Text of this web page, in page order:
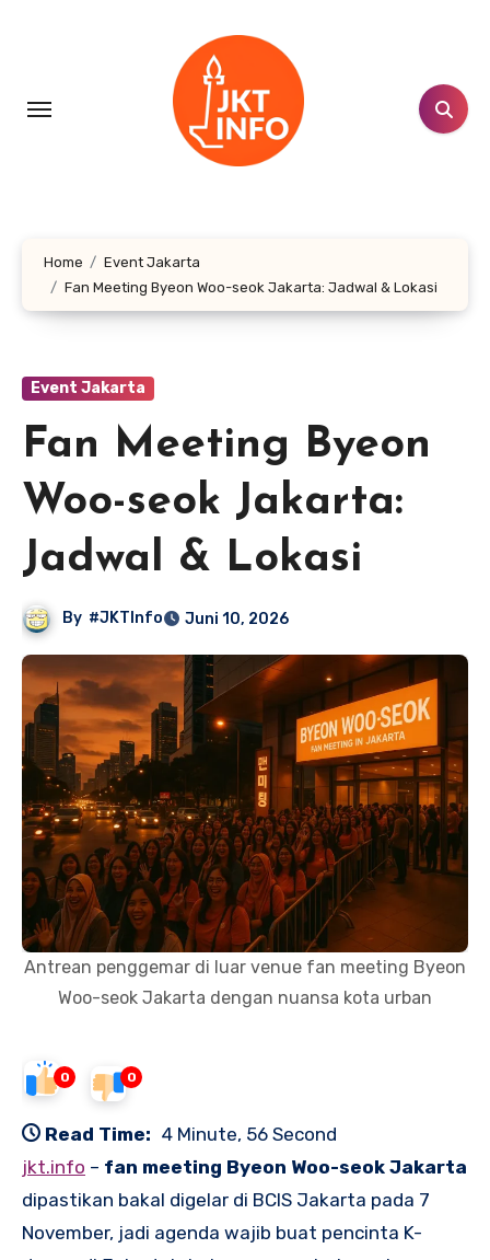
Home
Event Jakarta
Fan Meeting Byeon Woo-seok Jakarta: Jadwal & Lokasi
Event Jakarta
Fan Meeting Byeon
Woo-seok Jakarta:
Jadwal & Lokasi
By #JKTInfo Juni 10, 2026
Antrean penggemar di luar venue fan meeting Byeon
Woo-seok Jakarta dengan nuansa kota urban
0 0
Read Time: 4 Minute, 56 Second
jkt.info – fan meeting Byeon Woo-seok Jakarta
dipastikan bakal digelar di BCIS Jakarta pada 7
November, jadi agenda wajib buat pencinta K-